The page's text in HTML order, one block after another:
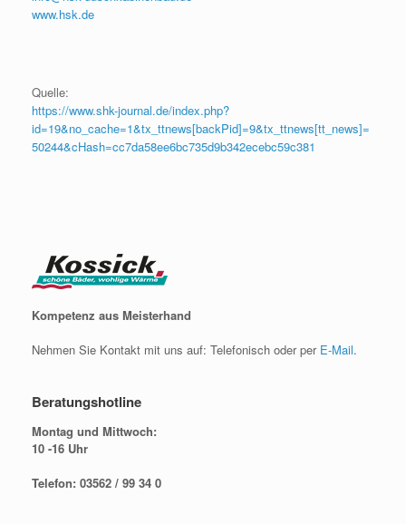
www.hsk.de
Quelle:
https://www.shk-journal.de/index.php?
id=19&no_cache=1&tx_ttnews[backPid]=9&tx_ttnews[tt_news]=
50244&cHash=cc7da58ee6bc735d9b342ecebc59c381
Kompetenz aus Meisterhand
Nehmen Sie Kontakt mit uns auf: Telefonisch oder per E-Mail.
Beratungshotline
Montag und Mittwoch:
10 -16 Uhr
Telefon: 03562 / 99 34 0